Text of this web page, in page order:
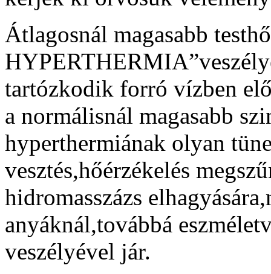
Átlagosnál magasabb
tartózkodik forró vízben
a normálisnál magasabb
hyperthermiának olyan
vesztés,hőérzékelés
hidromasszázs
anyáknál,továbbá
veszélyével jár.